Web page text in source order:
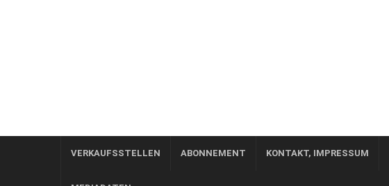
VERKAUFSSTELLEN ABONNEMENT KONTAKT, IMPRESSUM